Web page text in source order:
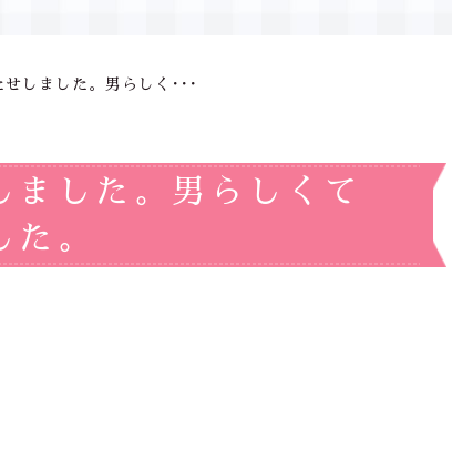
しました。男らしく･･･
した。男らしくて
。